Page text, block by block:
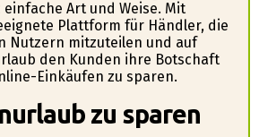
Art und Weise. Mit
Plattform für Händler, die
Nutzern mitzuteilen und auf
den Kunden ihre Botschaft
Einkäufen zu sparen.
zu sparen